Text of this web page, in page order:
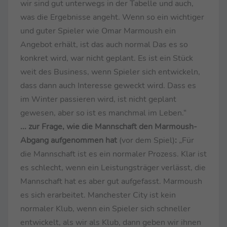
wir sind gut unterwegs in der Tabelle und auch,
was die Ergebnisse angeht. Wenn so ein wichtiger
und guter Spieler wie Omar Marmoush ein
Angebot erhält, ist das auch normal Das es so
konkret wird, war nicht geplant. Es ist ein Stück
weit des Business, wenn Spieler sich entwickeln,
dass dann auch Interesse geweckt wird. Dass es
im Winter passieren wird, ist nicht geplant
gewesen, aber so ist es manchmal im Leben.“
... zur Frage, wie die Mannschaft den Marmoush-
Abgang aufgenommen hat (vor dem Spiel): „Für
die Mannschaft ist es ein normaler Prozess. Klar ist
es schlecht, wenn ein Leistungsträger verlässt, die
Mannschaft hat es aber gut aufgefasst. Marmoush
es sich erarbeitet. Manchester City ist kein
normaler Klub, wenn ein Spieler sich schneller
entwickelt, als wir als Klub, dann geben wir ihnen